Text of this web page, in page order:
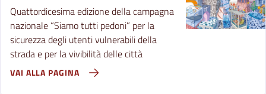
Quattordicesima edizione della campagna
nazionale “Siamo tutti pedoni” per la
sicurezza degli utenti vulnerabili della
strada e per la vivibilità delle città
VAI ALLA PAGINA